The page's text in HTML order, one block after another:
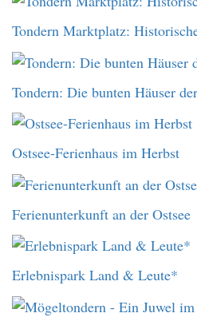
Tondern Marktplatz:
Tondern: Die bunten Häuser
Ostsee-Ferienhaus im Herbst
Ferienunterkunft an der Ostsee
Erlebnispark Land & Leute*